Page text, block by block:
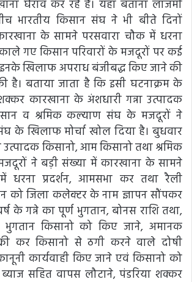
घेराव कर रहे हैं। यहां बताना लाजमी
भारतीय किसान संघ ने भी बीते दिनों
के सामने परसवारा चौक में धरना
गए किसान परिवारों के मजदूरों पर कई
खिलाफ अपराध बंजीबद्ध किए जाने की
है। बताया जाता है कि इसी घटनाक्रम के
कारखाना के अंशधारी गन्ना उत्पादक
व श्रमिक कल्याण संघ के मजदूरों ने
के खिलाफ मोर्चा खोल दिया है। बुधवार
उत्पादक किसानो, आम किसानो तथा श्रमिक
ने बड़ी संख्या में कारखाना के सामने
धरना प्रदर्शन, आमसभा कर तथा रैली
को जिला कलेक्टर के नाम ज्ञापन सौंपकर
के गन्ने का पूर्ण भुगतान, बोनस राशि तथा,
भुगतान किसानो को किए जाने, अमानक
कर किसानो से ठगी करने वाले दोषी
कार्यवाही किए जाने एवं किसानो को
ब्याज सहित वापस लौटाने, पंडरिया शक्कर